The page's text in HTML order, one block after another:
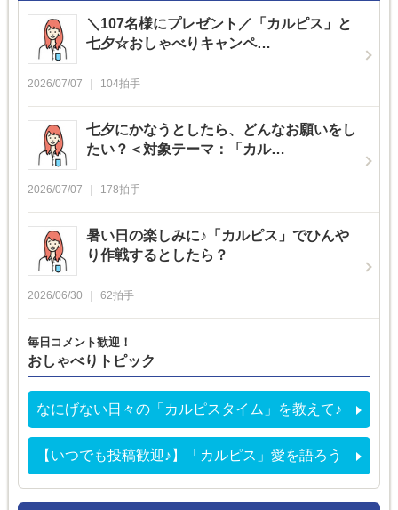
＼107名様にプレゼント／「カルピス」と
七夕☆おしゃべりキャンペ…
2026/07/07 104拍手
七夕にかなうとしたら、どんなお願いをし
たい？＜対象テーマ：「カル…
2026/07/07 178拍手
暑い日の楽しみに♪「カルピス」でひんや
り作戦するとしたら？
2026/06/30 62拍手
毎日コメント歓迎！
おしゃべりトピック
なにげない日々の「カルピスタイム」を教えて♪
【いつでも投稿歓迎♪】「カルピス」愛を語ろう